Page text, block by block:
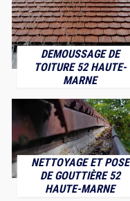
DEMOUSSAGE DE
TOITURE 52 HAUTE-
MARNE
NETTOYAGE ET POSE
DE GOUTTIÈRE 52
HAUTE-MARNE